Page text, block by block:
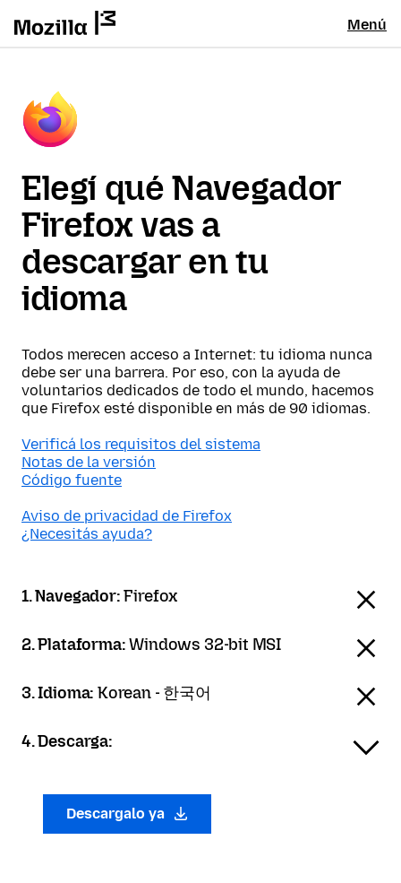
Menú
Elegí qué Navegador
Firefox vas a
descargar en tu
idioma
Todos merecen acceso a Internet: tu idioma nunca
debe ser una barrera. Por eso, con la ayuda de
voluntarios dedicados de todo el mundo, hacemos
que Firefox esté disponible en más de 90 idiomas.
Verificá los requisitos del sistema
Notas de la versión
Código fuente
Aviso de privacidad de Firefox
¿Necesitás ayuda?
1. Navegador:Firefox
2. Plataforma:Windows 32-bit MSI
3. Idioma:Korean - 한국어
4. Descarga:
Descargalo ya